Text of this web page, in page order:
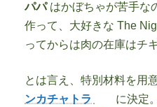
パパはかぼちゃが苦手な
作って、大好きな The
ってからは肉の在庫はチ
とは言え、特別材料を用
ンカチャトラ
に決定